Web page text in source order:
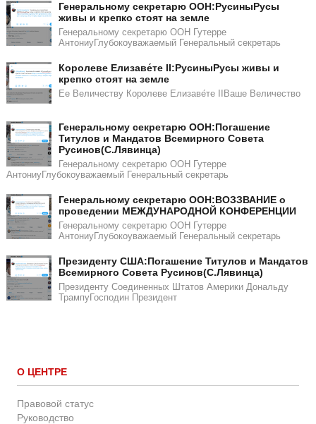
Генеральному секретарю ООН:РусиныРусы
живы и крепко стоят на земле
Генеральному секретарю ООН Гутерре
АнтониуГлубокоуважаемый Генеральный секретарь
Королеве Елизаве́те II:РусиныРусы живы и
крепко стоят на земле
Ее Величеству Королеве Елизаве́те IIВаше Величество
Генеральному секретарю ООН:Погашение
Титулов и Мандатов Всемирного Совета
Русинов(С.Лявинца)​​
Генеральному секретарю ООН Гутерре
АнтониуГлубокоуважаемый Генеральный секретарь
Генеральному секретарю ООН:ВОЗЗВАНИЕ о
проведении МЕЖДУНАРОДНОЙ КОНФЕРЕНЦИИ
Генеральному секретарю ООН Гутерре
АнтониуГлубокоуважаемый Генеральный секретарь
​​Президенту США:Погашение Титулов и Мандатов
Всемирного Совета Русинов(С.Лявинца)​
Президенту Соединенных Штатов Америки Дональду
ТрампуГосподин Пpeзидeнт
О ЦЕНТРЕ
Правовой статус
Руководство